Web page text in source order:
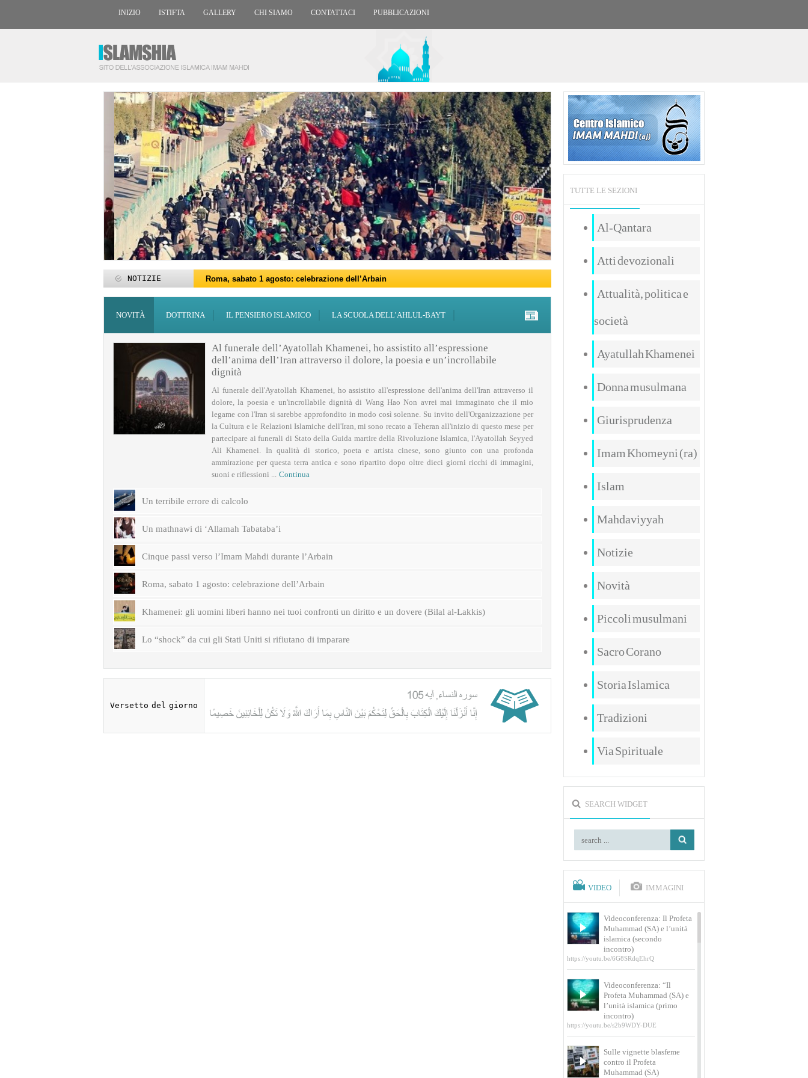
INIZIO ISTIFTA GALLERY CHI SIAMO CONTATTACI PUBBLICAZIONI
NOTIZIE
Roma, sabato 1 agosto: celebrazione dell’Arbain
Roma, 15-25 giugno: programmi per il mese di Muharram
Roma, sabato 6 giugno: Eid al-Ghadir
27 maggio: Eid al-Adha (Festa del Sacrificio)
‘Id al-Fitr sarà sabato 21 marzo
ZAKATUL-FITR 1447 – 2026
Programmi per la notte di Qadr a Roma
I programmi del Centro Islamico Imam Mahdi di Roma per il Ramadan
Domani giovedì 19 febbraio primo giorno di Ramadan
Roma, sabato 14 febbraio: docufilm “Rivoluzione”
NOVITÀ
DOTTRINA IL PENSIERO ISLAMICO LA SCUOLA DELL’AHLUL-BAYT
Al funerale dell’Ayatollah Khamenei, ho assistito all’espressione
dell’anima dell’Iran attraverso il dolore, la poesia e un’incrollabile
dignità
Al funerale dell'Ayatollah Khamenei, ho assistito all'espressione dell'anima dell'Iran attraverso il
dolore, la poesia e un'incrollabile dignità di Wang Hao Non avrei mai immaginato che il mio
legame con l'Iran si sarebbe approfondito in modo così solenne. Su invito dell'Organizzazione per
la Cultura e le Relazioni Islamiche dell'Iran, mi sono recato a Teheran all'inizio di questo mese per
partecipare ai funerali di Stato della Guida martire della Rivoluzione Islamica, l'Ayatollah Seyyed
Ali Khamenei. In qualità di storico, poeta e artista cinese, sono giunto con una profonda
ammirazione per questa terra antica e sono ripartito dopo oltre dieci giorni ricchi di immagini,
suoni e riflessioni ...
Continua
Un terribile errore di calcolo
Un mathnawi di ‘Allamah Tabataba’i
Cinque passi verso l’Imam Mahdi durante l’Arbain
Roma, sabato 1 agosto: celebrazione dell’Arbain
Khamenei: gli uomini liberi hanno nei tuoi confronti un diritto e un dovere (Bilal al-Lakkis)
Lo “shock” da cui gli Stati Uniti si rifiutano di imparare
Versetto del giorno
TUTTE LE SEZIONI
Al-Qantara
Atti devozionali
Attualità, politica e
società
Ayatullah Khamenei
Donna musulmana
Giurisprudenza
Imam Khomeyni (ra)
Islam
Mahdaviyyah
Notizie
Novità
Piccoli musulmani
Sacro Corano
Storia Islamica
Tradizioni
Via Spirituale
SEARCH WIDGET
VIDEO IMMAGINI
Videoconferenza: Il Profeta
Muhammad (SA) e l’unità
islamica (secondo
incontro)
https://youtu.be/6G8SRdqEhrQ
Videoconferenza: “Il
Profeta Muhammad (SA) e
l’unità islamica (primo
incontro)
https://youtu.be/s2b9WDY-DUE
Sulle vignette blasfeme
contro il Profeta
Muhammad (SA)